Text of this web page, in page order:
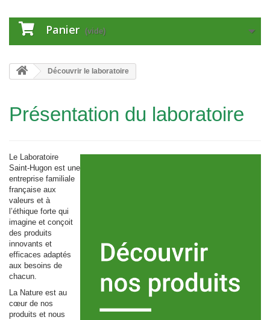
Panier (vide)
Découvrir le laboratoire
Présentation du laboratoire
Le Laboratoire
Saint-Hugon est une
entreprise familiale
française aux
valeurs et à
l’éthique forte qui
imagine et conçoit
des produits
innovants et
efficaces adaptés
aux besoins de
chacun.
La Nature est au
cœur de nos
produits et nous